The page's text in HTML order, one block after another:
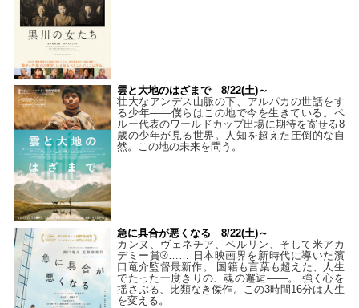
雲と大地のはざまで 8/22(土)～
壮大なアンデス山脈の下、アルパカの世話をす
る少年――僕らはこの地で今を生きている。ペ
ルー代表のワールドカップ出場に期待を寄せる8
歳の少年が見る世界。人知を超えた圧倒的な自
然。この地の未来を問う。
急に具合が悪くなる 8/22(土)～
カンヌ、ヴェネチア、ベルリン、そして米アカ
デミー賞®…… 日本映画界を新時代に導いた濱
口竜介監督最新作。 国籍も言葉も超えた、人生
でたった一度きりの、魂の邂逅――。 強く心を
揺さぶる、比類なき傑作。この3時間16分は人生
を変える。